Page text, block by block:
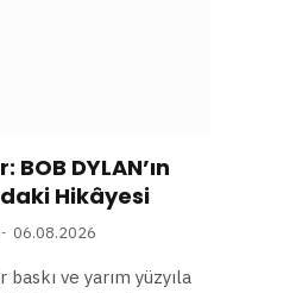
DYLAN’ın
Hikâyesi
06.08.2026
ve yarım yüzyıla